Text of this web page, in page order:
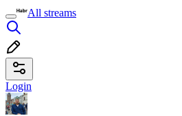
All streams
Login